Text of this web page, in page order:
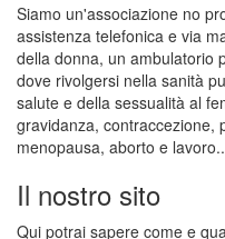
Siamo un'associazione no
assistenza telefonica e via
della donna, un ambulatorio
dove rivolgersi nella sanità
salute e della sessualità al
gravidanza, contraccezione,
menopausa, aborto e
Il nostro sito
Qui potrai sapere come e